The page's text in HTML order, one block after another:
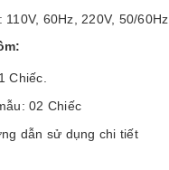
110V, 60Hz, 220V, 50/60Hz.
Chiếc.
02 Chiếc
dẫn sử dụng chi tiết